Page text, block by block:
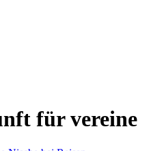
für vereine